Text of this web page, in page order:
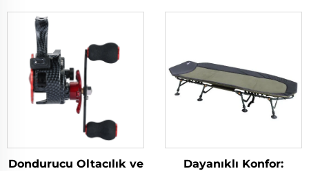
Dondurucu Oltacılık ve
Dayanıklı Konfor: